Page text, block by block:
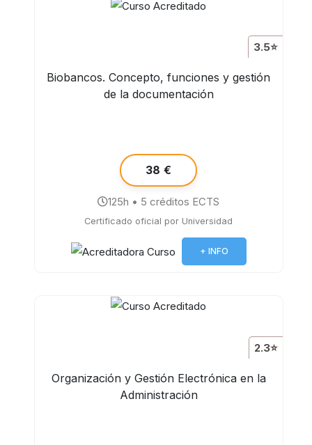
3.5⭐
Biobancos. Concepto, funciones y gestión
de la documentación
38 €
125h • 5 créditos ECTS
Certificado oficial por Universidad
+ INFO
2.3⭐
Organización y Gestión Electrónica en la
Administración